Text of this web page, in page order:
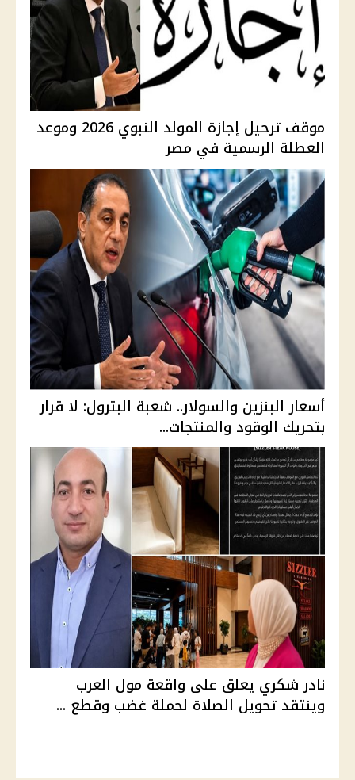
موقف ترحيل إجازة المولد النبوي 2026 وموعد
العطلة الرسمية في مصر
أسعار البنزين والسولار.. شعبة البترول: لا قرار
بتحريك الوقود والمنتجات...
نادر شكري يعلق على واقعة مول العرب
وينتقد تحويل الصلاة لحملة غضب وقطع ...